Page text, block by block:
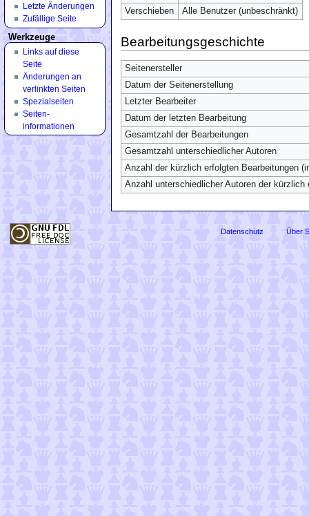
Verschieben
Alle Benutzer (unbeschränkt)
Bearbeitungsgeschichte
Seitenersteller
Datum der Seitenerstellung
Letzter Bearbeiter
Datum der letzten Bearbeitung
Gesamtzahl der Bearbeitungen
Gesamtzahl unterschiedlicher Autoren
Anzahl der kürzlich erfolgten Bearbeitungen
Anzahl unterschiedlicher Autoren der kürzlich
Letzte Änderungen
Zufällige Seite
Werkzeuge
Links auf diese
Seite
Änderungen an
verlinkten Seiten
Spezialseiten
Seiten­
informationen
Datenschutz Über